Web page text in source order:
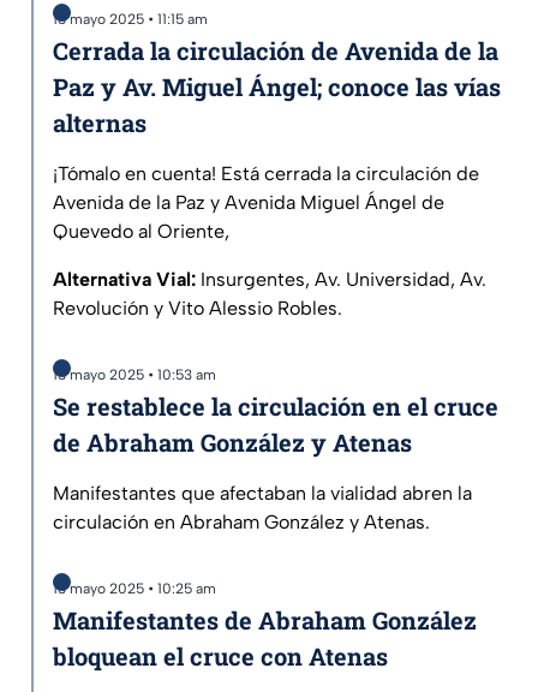
13 mayo 2025 • 11:15 am
Cerrada la circulación de Avenida de la
Paz y Av. Miguel Ángel; conoce las vías
alternas
¡Tómalo en cuenta! Está cerrada la circulación de
Avenida de la Paz y Avenida Miguel Ángel de
Quevedo al Oriente,
Alternativa Vial: Insurgentes, Av. Universidad, Av.
Revolución y Vito Alessio Robles.
13 mayo 2025 • 10:53 am
Se restablece la circulación en el cruce
de Abraham González y Atenas
Manifestantes que afectaban la vialidad abren la
circulación en Abraham González y Atenas.
13 mayo 2025 • 10:25 am
Manifestantes de Abraham González
bloquean el cruce con Atenas